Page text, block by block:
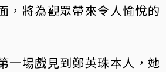
，將為觀眾帶來令人愉悅的
一場戲見到鄭英珠本人，她